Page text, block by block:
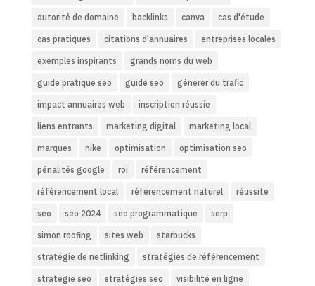
autorité de domaine backlinks canva cas d'étude
cas pratiques citations d'annuaires entreprises locales
exemples inspirants grands noms du web
guide pratique seo guide seo générer du trafic
impact annuaires web inscription réussie
liens entrants marketing digital marketing local
marques nike optimisation optimisation seo
pénalités google roi référencement
référencement local référencement naturel réussite
seo seo 2024 seo programmatique serp
simon roofing sites web starbucks
stratégie de netlinking stratégies de référencement
stratégie seo stratégies seo visibilité en ligne